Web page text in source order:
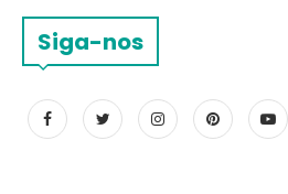
Siga-nos